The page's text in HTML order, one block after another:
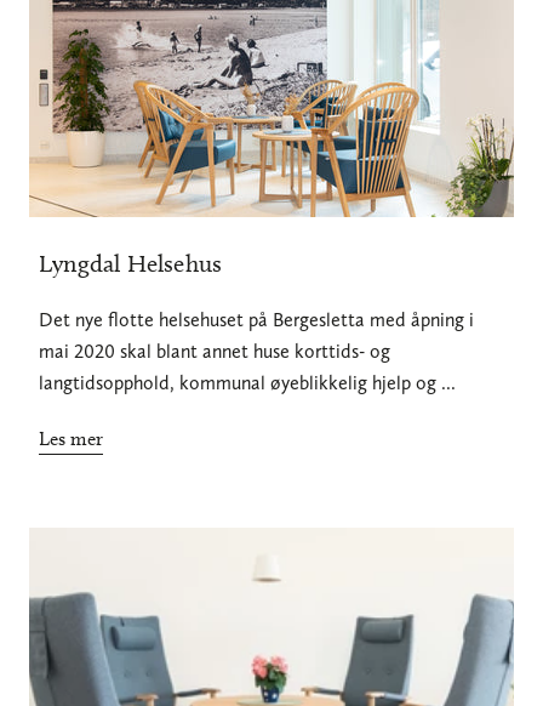
Lyngdal Helsehus
Det nye flotte helsehuset på Bergesletta med åpning i
mai 2020 skal blant annet huse korttids- og
langtidsopphold, kommunal øyeblikkelig hjelp og ...
Les mer